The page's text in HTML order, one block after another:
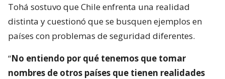
Tohá sostuvo que Chile enfrenta una realidad
distinta y cuestionó que se busquen ejemplos en
países con problemas de seguridad diferentes.
“No entiendo por qué tenemos que tomar
nombres de otros países que tienen realidades